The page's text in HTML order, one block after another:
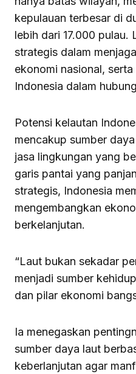
kepulauan terbesar di
lebih dari 17.000 pulau.
strategis dalam
ekonomi nasional,
Indonesia dalam
Potensi kelautan
mencakup sumber
jasa lingkungan yang
garis pantai yang
strategis, Indonesia
mengembangkan
berkelanjutan.
“Laut bukan sekadar
menjadi sumber
dan pilar ekonomi
Ia menegaskan
sumber daya laut
keberlanjutan agar